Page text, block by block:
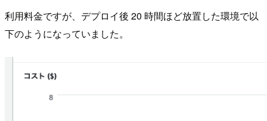
利用料金ですが、デプロイ後 20 時間ほど放置した環境で以
下のようになっていました。